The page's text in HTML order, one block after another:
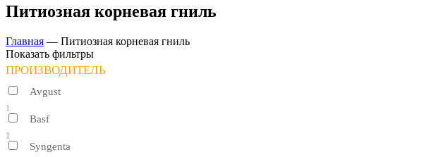
Питиозная корневая гниль
Главная — Питиозная корневая гниль
Показать фильтры
ПРОИЗВОДИТЕЛЬ
Avgust
1
Basf
1
Syngenta